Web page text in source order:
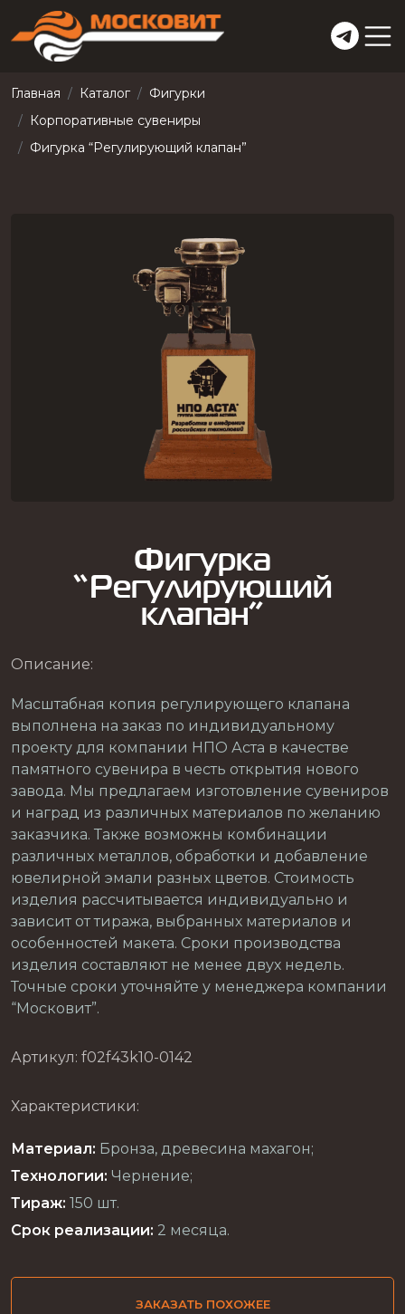
Главная Каталог
Фигурки
Корпоративные сувениры
Фигурка “Регулирующий клапан”
Фигурка
“Регулирующий
клапан”
Описание:
Масштабная копия регулирующего клапана
выполнена на заказ по индивидуальному
проекту для компании НПО Аста в качестве
памятного сувенира в честь открытия нового
завода. Мы предлагаем изготовление сувениров
и наград из различных материалов по желанию
заказчика. Также возможны комбинации
различных металлов, обработки и добавление
ювелирной эмали разных цветов. Стоимость
изделия рассчитывается индивидуально и
зависит от тиража, выбранных материалов и
особенностей макета. Сроки производства
изделия составляют не менее двух недель.
Точные сроки уточняйте у менеджера компании
“Московит”.
Артикул: f02f43k10-0142
Характеристики:
Материал: Бронза, древесина махагон;
Технологии: Чернение;
Тираж: 150 шт.
Срок реализации: 2 месяца.
ЗАКАЗАТЬ ПОХОЖЕЕ